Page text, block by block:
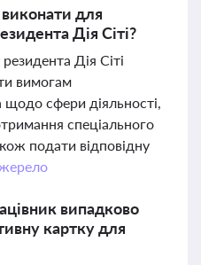
для
Дія Сіті?
Дія Сіті
вимогам
щодо сфери діяльності,
спеціального
подати відповідну
випадково
картку для